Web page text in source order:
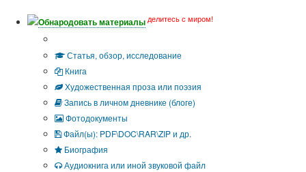
Обнародовать материалы делитесь с миром!
Статья, обзор, исследование
Книга
Художественная проза или поэзия
Запись в личном дневнике (блоге)
Фотодокументы
Файл(ы): PDF\DOC\RAR\ZIP и др.
Биография
Аудиокнига или иной звуковой файл